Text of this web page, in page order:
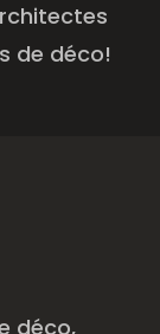
de déco!
déco,